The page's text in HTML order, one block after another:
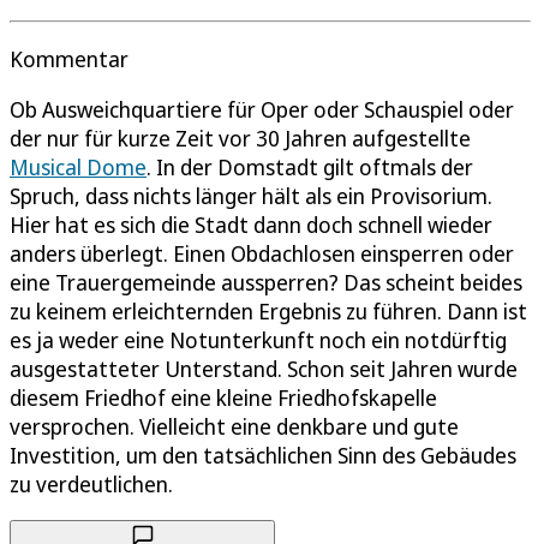
Kommentar
Ob Ausweichquartiere für Oper oder Schauspiel oder
der nur für kurze Zeit vor 30 Jahren aufgestellte
Musical Dome. In der Domstadt gilt oftmals der
Spruch, dass nichts länger hält als ein Provisorium.
Hier hat es sich die Stadt dann doch schnell wieder
anders überlegt. Einen Obdachlosen einsperren oder
eine Trauergemeinde aussperren? Das scheint beides
zu keinem erleichternden Ergebnis zu führen. Dann ist
es ja weder eine Notunterkunft noch ein notdürftig
ausgestatteter Unterstand. Schon seit Jahren wurde
diesem Friedhof eine kleine Friedhofskapelle
versprochen. Vielleicht eine denkbare und gute
Investition, um den tatsächlichen Sinn des Gebäudes
zu verdeutlichen.